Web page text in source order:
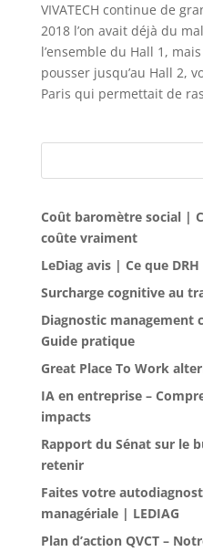
VIVATECH continue de
2018 l’on avait déjà du
l’ensemble du Hall 1,
pousser jusqu’au Hall 2,
Paris qui permettait de
Coût baromètre social |
coûte vraiment
LeDiag avis | Ce que
Surcharge cognitive au
Diagnostic
Guide pratique
Great Place To Work
IA en entreprise –
impacts
Rapport du Sénat sur le
retenir
Faites votre
managériale | LEDIAG
Plan d’action QVCT –